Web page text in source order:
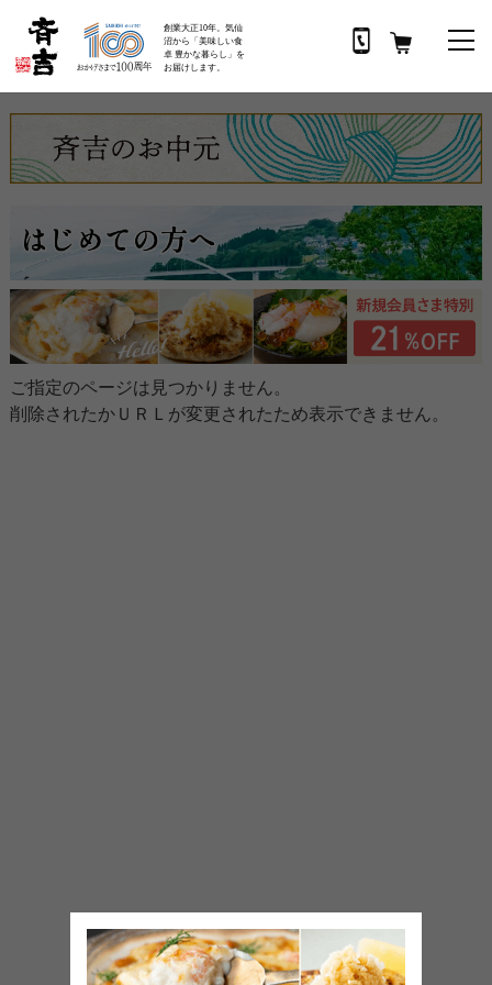
創業大正10年。気仙
沼から「美味しい食
卓 豊かな暮らし」を
お届けします。
ご指定のページは見つかりません。
削除されたかＵＲＬが変更されたため表示できません。